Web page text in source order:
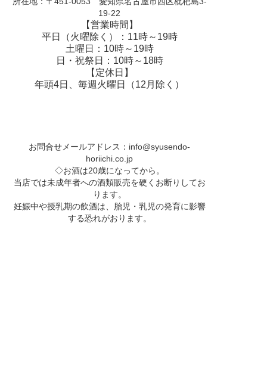
19-22
【営業時間】
平日（火曜除く）：11時～19時
土曜日：10時～19時
日・祝祭日：10時～18時
【定休日】
年頭4日、毎週火曜日（12月除く）
お問合せメールアドレス： info@syusendo-
horiichi.co.jp
◇お酒は20歳になってから。
当店では未成年者への酒類販売を硬くお断りしてお
ります。
妊娠中や授乳期の飲酒は、胎児・乳児の発育に影響
する恐れがおります。